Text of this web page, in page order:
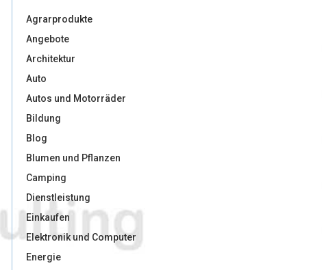
Agrarprodukte
Angebote
Architektur
Auto
Autos und Motorräder
Bildung
Blog
Blumen und Pflanzen
Camping
Dienstleistung
Einkaufen
Elektronik und Computer
Energie